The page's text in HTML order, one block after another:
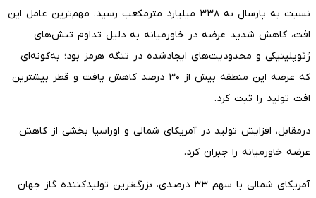
نسبت به پارسال به ۳۳۸ میلیارد مترمکعب رسید. مهم‌ترین عامل این
افت، کاهش شدید عرضه در خاورمیانه به دلیل تداوم تنش‌های
ژئوپلیتیکی و محدودیت‌های ایجادشده در تنگه هرمز بود؛ به‌گونه‌ای
که عرضه این منطقه بیش از ۳۰ درصد کاهش یافت و قطر بیشترین
افت تولید را ثبت کرد.
درمقابل، افزایش تولید در آمریکای شمالی و اوراسیا بخشی از کاهش
عرضه خاورمیانه را جبران کرد.
آمریکای شمالی با سهم ۳۳ درصدی، بزرگ‌ترین تولیدکننده گاز جهان